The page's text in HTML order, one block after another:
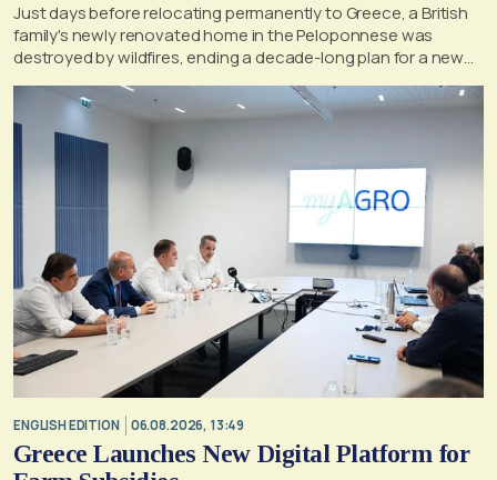
Just days before relocating permanently to Greece, a British
family's newly renovated home in the Peloponnese was
destroyed by wildfires, ending a decade-long plan for a new
ENGLISH EDITION 06.08.2026, 13:49
Greece Launches New Digital Platform for